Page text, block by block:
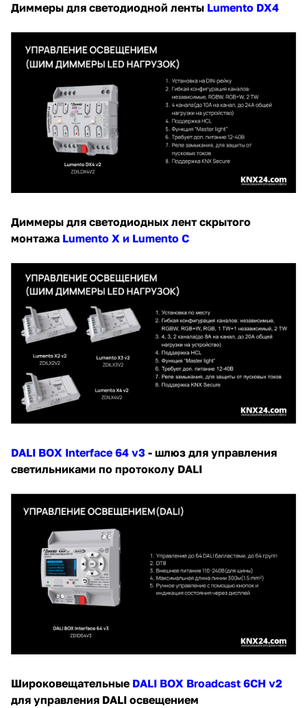
Диммеры для светодиодной ленты Lumento DX4
Диммеры для светодиодных лент скрытого
монтажа Lumento X и Lumento C
DALI BOX Interface 64 v3 - шлюз для управления
светильниками по протоколу DALI
Широковещательные DALI BOX Broadcast 6CH v2
для управления DALI освещением